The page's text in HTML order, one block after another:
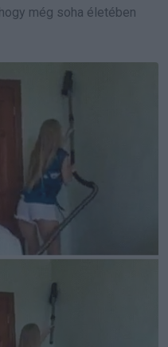
még soha életében